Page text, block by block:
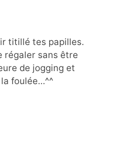
titillé tes papilles.
régaler sans être
de jogging et
la foulée…^^